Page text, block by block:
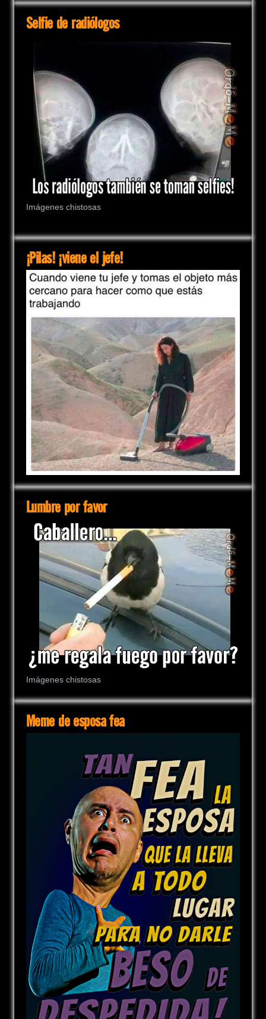
Selfie de radiólogos
Imágenes chistosas
¡Pilas! ¡viene el jefe!
Lumbre por favor
Imágenes chistosas
Meme de esposa fea